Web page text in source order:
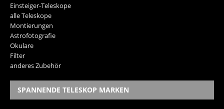
Einsteiger-Teleskope
alle Teleskope
Montierungen
Astrofotografie
Okulare
Filter
anderes Zubehör
SPANNENDE TELESKOP MARKEN